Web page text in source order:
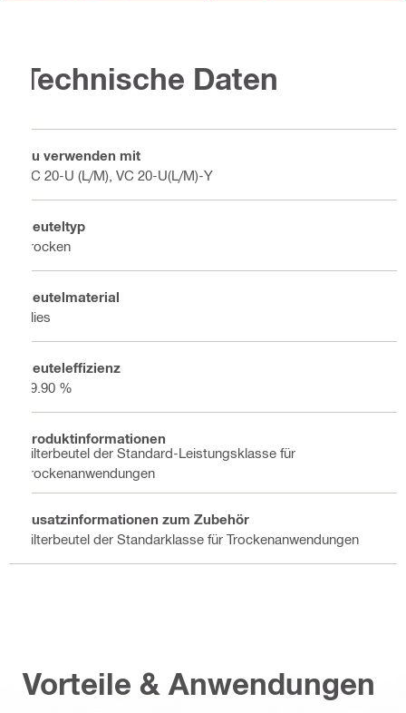
Technische Daten
Zu verwenden mit
VC 20-U (L/M), VC 20-U(L/M)-Y
Beuteltyp
Trocken
Beutelmaterial
Vlies
Beuteleffizienz
99.90 %
Produktinformationen
Filterbeutel der Standard-Leistungsklasse für
Trockenanwendungen
Zusatzinformationen zum Zubehör
Filterbeutel der Standarklasse für Trockenanwendungen
Vorteile & Anwendungen